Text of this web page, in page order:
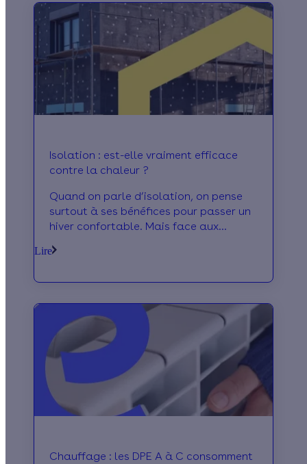
Isolation : est-elle vraiment efficace
contre la chaleur ?
Quand on parle d’isolation, on pense
surtout à ses bénéfices pour passer un
hiver confortable. Mais face aux
d’une bonne isolation sur votre confort
Lire
Chauffage : les DPE A à C consomment